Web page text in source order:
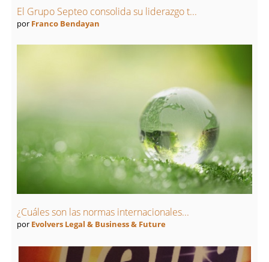
El Grupo Septeo consolida su liderazgo t...
por Franco Bendayan
¿Cuáles son las normas internacionales...
por Evolvers Legal & Business & Future